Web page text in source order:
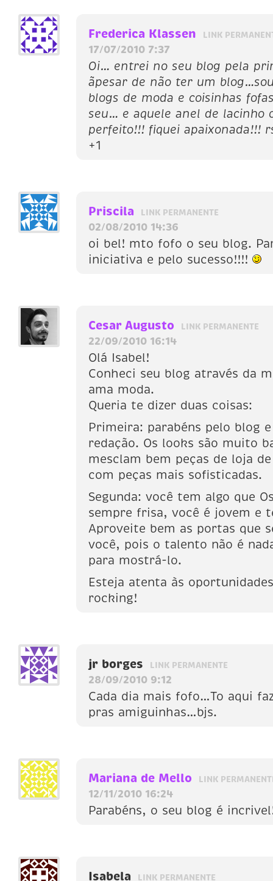
Frederica Klassen LINK
17/07/2010 7:37
Oi… entrei no seu blog pela
ãpesar de não ter um
blogs de moda e coisinhas
seu… e aquele anel de lacinho
perfeito!!! fiquei apaixonada!!!
+1
Priscila LINK PERMANENTE
02/08/2010 14:36
oi bel! mto fofo o seu blog.
iniciativa e pelo sucesso!!!!
Cesar Augusto LINK PERMANENTE
22/09/2010 16:14
Olá Isabel!
Conheci seu blog através da
ama moda.
Queria te dizer duas coisas:
Primeira: parabéns pelo blog
redação. Os looks são muito
mesclam bem peças de loja
com peças mais sofisticadas.
Segunda: você tem algo que
sempre frisa, você é jovem e
Aproveite bem as portas que
você, pois o talento não é
para mostrá-lo.
Esteja atenta às
rocking!
jr borges LINK PERMANENTE
28/09/2010 9:12
Cada dia mais fofo…To aqui
pras amiguinhas…bjs.
Mariana de Mello LINK
12/11/2010 16:24
Parabéns, o seu blog é
Isabela LINK PERMANENTE